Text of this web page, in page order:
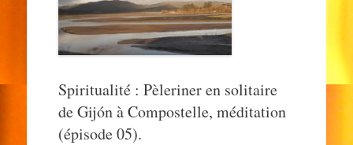
Spiritualité : Pèleriner en solitaire
de Gijón à Compostelle, méditation
(épisode 05).